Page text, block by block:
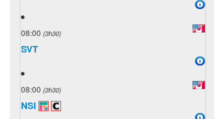
08:00 (3h30)
SVT
08:00 (3h30)
NSI